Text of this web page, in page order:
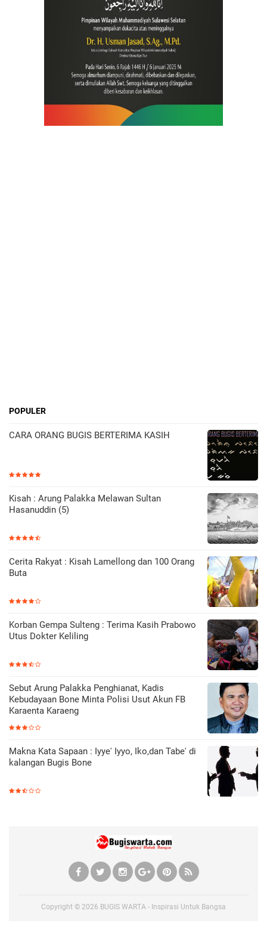
POPULER
CARA ORANG BUGIS BERTERIMA KASIH
Kisah : Arung Palakka Melawan Sultan
Hasanuddin (5)
Cerita Rakyat : Kisah Lamellong dan 100 Orang
Buta
Korban Gempa Sulteng : Terima Kasih Prabowo
Utus Dokter Keliling
Sebut Arung Palakka Penghianat, Kadis
Kebudayaan Bone Minta Polisi Usut Akun FB
Karaenta Karaeng
Makna Kata Sapaan : Iyye' Iyyo, Iko,dan Tabe' di
kalangan Bugis Bone
Copyright © 2026 BUGIS WARTA - Inspirasi Untuk Bangsa